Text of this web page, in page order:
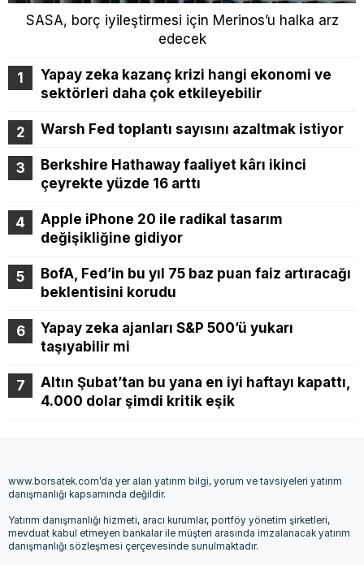
SASA, borç iyileştirmesi için Merinos’u halka arz
edecek
Yapay zeka kazanç krizi hangi ekonomi ve
sektörleri daha çok etkileyebilir
Warsh Fed toplantı sayısını azaltmak istiyor
Berkshire Hathaway faaliyet kârı ikinci
çeyrekte yüzde 16 arttı
Apple iPhone 20 ile radikal tasarım
değişikliğine gidiyor
BofA, Fed’in bu yıl 75 baz puan faiz artıracağı
beklentisini korudu
Yapay zeka ajanları S&P 500’ü yukarı
taşıyabilir mi
Altın Şubat’tan bu yana en iyi haftayı kapattı,
4.000 dolar şimdi kritik eşik
www.borsatek.com’da yer alan yatırım bilgi, yorum ve tavsiyeleri yatırım
danışmanlığı kapsamında değildir.
Yatırım danışmanlığı hizmeti, aracı kurumlar, portföy yönetim şirketleri,
mevduat kabul etmeyen bankalar ile müşteri arasında imzalanacak yatırım
danışmanlığı sözleşmesi çerçevesinde sunulmaktadır.